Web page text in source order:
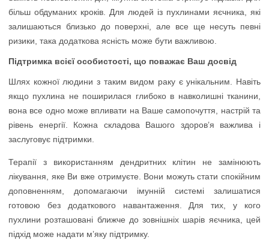
більш обдуманих кроків. Для людей із пухлинами яєчника, які
залишаються близько до поверхні, але все ще несуть певні
ризики, така додаткова ясність може бути важливою.
Підтримка всієї особистості, що поважає Ваш досвід
Шлях кожної людини з таким видом раку є унікальним. Навіть
якщо пухлина не поширилася глибоко в навколишні тканини,
вона все одно може впливати на Ваше самопочуття, настрій та
рівень енергії. Кожна складова Вашого здоров’я важлива і
заслуговує підтримки.
Терапії з використанням дендритних клітин не замінюють
лікування, яке Ви вже отримуєте. Вони можуть стати спокійним
доповненням, допомагаючи імунній системі залишатися
готовою без додаткового навантаження. Для тих, у кого
пухлини розташовані ближче до зовнішніх шарів яєчника, цей
підхід може надати м’яку підтримку.